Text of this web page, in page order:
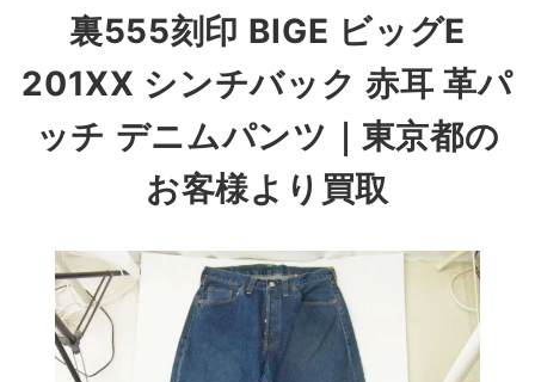
裏555刻印 BIGE ビッグE
201XX シンチバック 赤耳 革パ
ッチ デニムパンツ ｜東京都の
お客様より買取